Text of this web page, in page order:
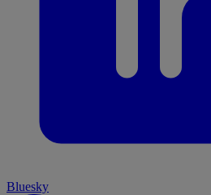
Bluesky